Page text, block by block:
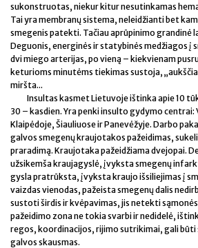
sukonstruotas, niekur kitur nesutinkamas
Tai yra membranų sistema, neleidžianti bet
smegenis patekti. Tačiau aprūpinimo grandinė
Deguonis, energinės ir statybinės medžiagos į
dvi miego arterijas, po vieną – kiekvienam
keturioms minutėms tiekimas sustoja,
miršta...
Insultas kasmet Lietuvoje ištinka apie 10
30 – kasdien. Yra penki insulto gydymo centrai:
Klaipėdoje, Šiauliuose ir Panevėžyje. Darbo
galvos smegenų kraujotakos pažeidimas,
praradimą. Kraujotaka pažeidžiama dvejopai.
užsikemša kraujagyslė, įvyksta smegenų
gysla pratrūksta, įvyksta kraujo išsiliejimas į
vaizdas vienodas, pažeista smegenų dalis
sustoti širdis ir kvėpavimas, jis netekti
pažeidimo zona ne tokia svarbi ir nedidelė,
regos, koordinacijos, rijimo sutrikimai, gali būti
galvos skausmas.